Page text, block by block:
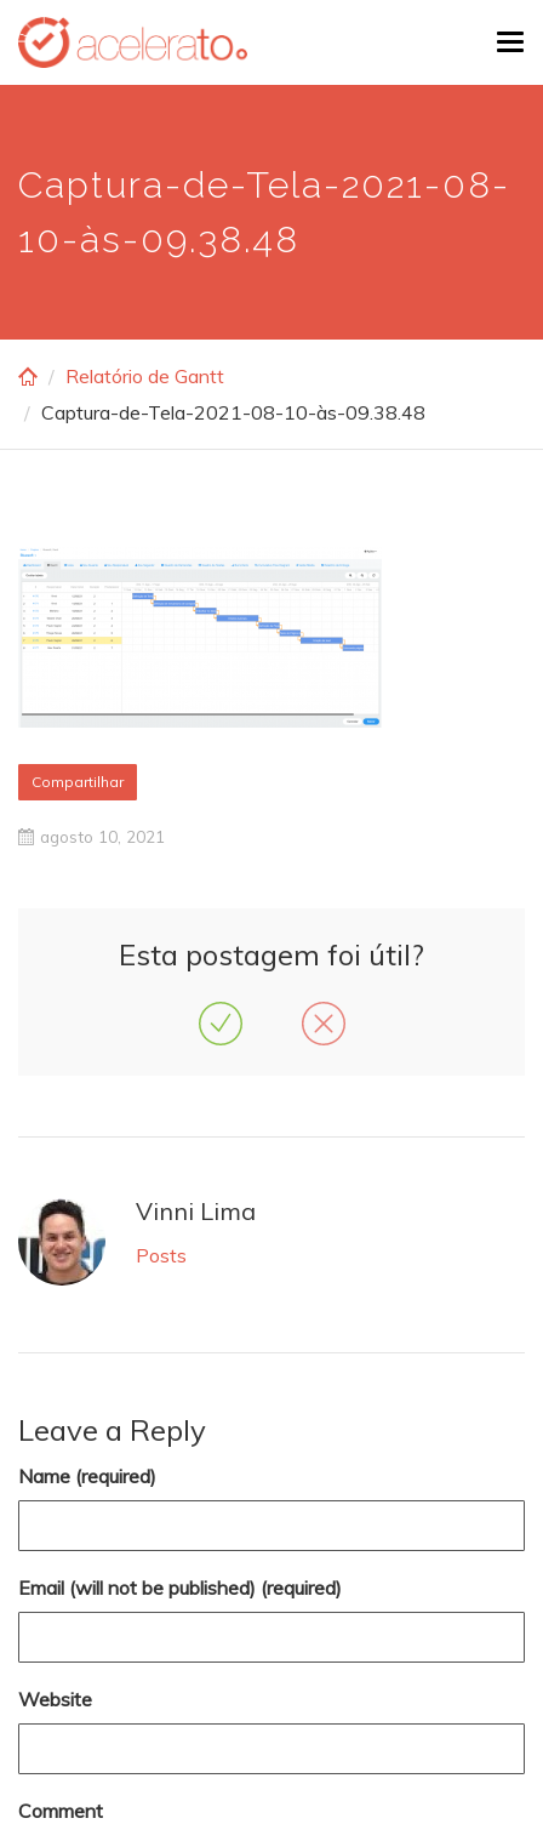
Skip
main
Captura-de-Tela-2021-08-
10-às-09.38.48
Relatório de Gantt
Captura-de-Tela-2021-08-10-às-09.38.48
Compartilhar
agosto 10, 2021
Esta postagem foi útil?
Vinni Lima
Posts
Leave a Reply
Name (required)
Email (will not be published) (required)
Website
Comment